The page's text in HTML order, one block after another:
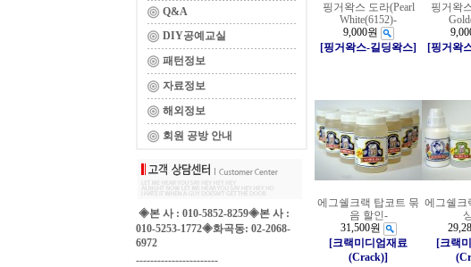
Q&A
DIY공예교실
패턴정보
자료정보
해외정보
회원 공방 안내
◈본 사 : 010-5852-8259◈본 사 :
010-5253-1772◈화곡동: 02-2068-
6972
-----------------------
핑거왁스 도라(Pearl
White(6152)-
9,000원
[핑거왁스-길딩왁스]
핑거왁
[핑거왁
에그쉘크랙 탑코트 묶
음 할인-
31,500원
[크랙미디엄재료
(Crack)]
에그쉘크
[크랙